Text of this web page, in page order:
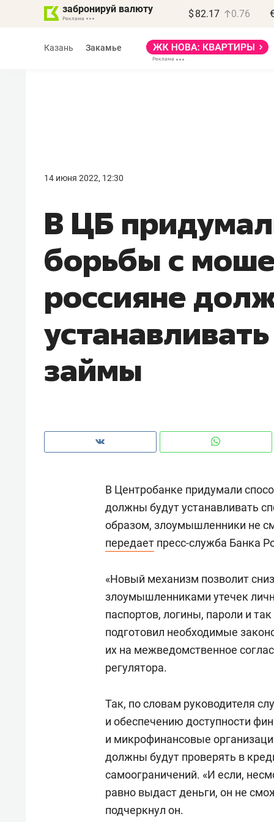
забронируй валюту $ 82.17 0.76
Казань Закамье
14 июня 2022, 12:30
В ЦБ
борьбы с
россияне
займы
В Центробанке придумали
должны будут устанавливать
образом, злоумышленники не
передает пресс-служба Банка
«Новый механизм позволит
злоумышленниками утечек
паспортов, логины, пароли и
подготовил необходимые
их на межведомственное
регулятора.
Так, по словам руководителя
и обеспечению доступности
и микрофинансовые
должны будут проверять в
самоограничений. «И если,
равно выдаст деньги, он не
подчеркнул он.
правил, бизнес может
потерять минимум
полгода»
Как бизнесу выйти на зарубежные
чем интересен Оман?
Рекомендуем
Оставить шум за волной: как
строят тишину в казанском
ЖК «Заря»
когда